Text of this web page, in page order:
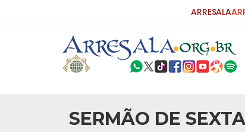
ARRESALA
SERMÃO DE